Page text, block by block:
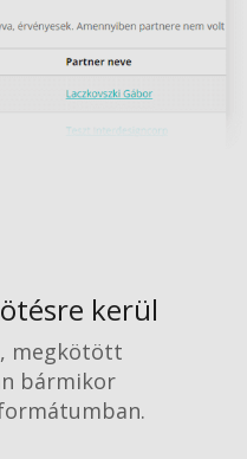
kerül
megkötött
bármikor